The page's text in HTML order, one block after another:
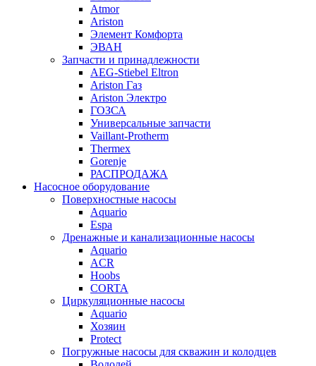
Atmor
Ariston
Элемент Комфорта
ЭВАН
Запчасти и принадлежности
AEG-Stiebel Eltron
Ariston Газ
Ariston Электро
ГОЗСА
Универсальные запчасти
Vaillant-Protherm
Thermex
Gorenje
РАСПРОДАЖА
Насосное оборудование
Поверхностные насосы
Aquario
Espa
Дренажные и канализационные насосы
Aquario
ACR
Hoobs
CORTA
Циркуляционные насосы
Aquario
Хозяин
Protect
Погружные насосы для скважин и колодцев